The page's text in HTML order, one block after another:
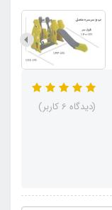
(دیدگاه 6 کاربر)